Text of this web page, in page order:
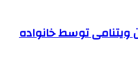
ویتنامی توسط خانواده